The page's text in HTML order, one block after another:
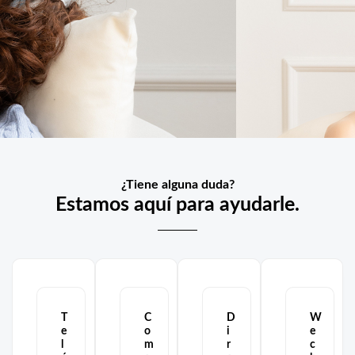
¿Tiene alguna duda?
Estamos aquí para ayudarle.
e
C
o
m
D
i
r
W
e
c